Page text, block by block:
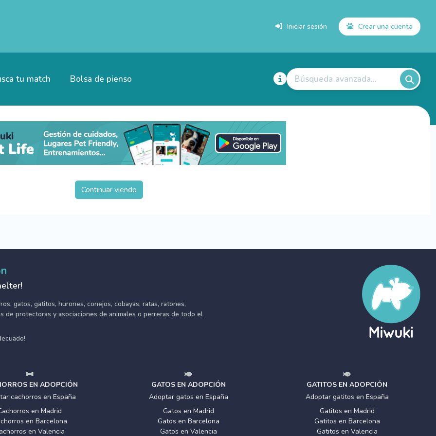
Iniciar sesión Crear una cuenta
tu match Bolsa de pienso Búsqueda avanzada...
Continuar viendo
gatos, gatitos, hurones, conejos, cobayas, ratas, ratones,
de protectoras y asociaciones de animales o perreras de todo el
EN ADOPCIÓN
cachorros en España
en Madrid
en Barcelona
en Valencia
GATOS EN ADOPCIÓN
Adoptar gatos en España
Gatos en Madrid
Gatos en Barcelona
Gatos en Valencia
GATITOS EN ADOPCIÓN
Adoptar gatitos en España
Gatitos en Madrid
Gatitos en Barcelona
Gatitos en Valencia